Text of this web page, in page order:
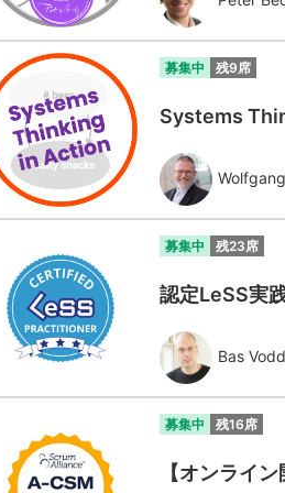
募集中 残9席
Systems
募集中 残23席
認定LeSS実
Bas
募集中 残16席
【オンライ